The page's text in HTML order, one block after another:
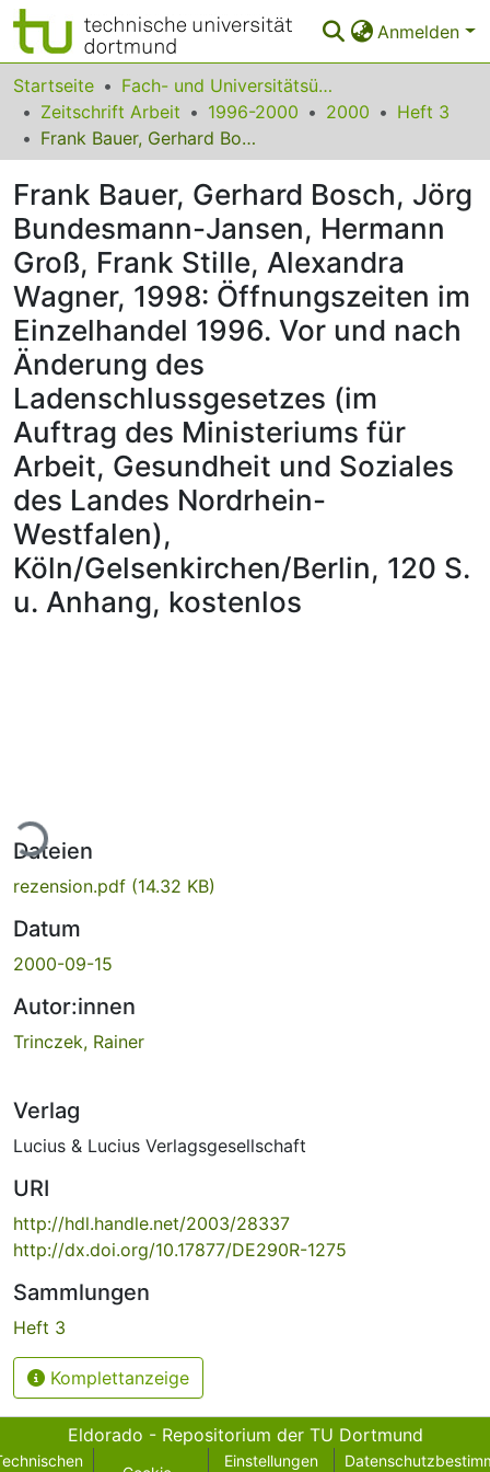
Anmelden
Bereiche & Sammlungen
Das gesamte Repositorium
FAQ
Leitlinien
Zurück zur Startseite
Startseite
Fach- und Universitätsübergreifendes
Zeitschrift Arbeit
1996-2000 2000
Heft 3
Frank Bauer, Gerhard Bosch, Jörg Bundesmann-Jansen, Hermann Groß, Frank Stille, Alexandra Wagner, 1998: Öffnungszeiten im Einzelhandel 1996. Vor und nach Änderung des Ladenschlussgesetzes (im Auftrag des Ministeriums für Arbeit, Gesundheit und Soziales des Landes Nordrhein-Westfalen), Köln/Gelsenkirchen/Berlin, 120 S. u. Anhang, kostenlos
Frank Bauer, Gerhard Bosch, Jörg
Bundesmann-Jansen, Hermann
Groß, Frank Stille, Alexandra
Wagner, 1998: Öffnungszeiten im
Einzelhandel 1996. Vor und nach
Änderung des
Ladenschlussgesetzes (im
Auftrag des Ministeriums für
Arbeit, Gesundheit und Soziales
des Landes Nordrhein-
Westfalen),
Köln/Gelsenkirchen/Berlin, 120 S.
u. Anhang, kostenlos
Dateien
rezension.pdf (14.32 KB)
Datum
2000-09-15
Autor:innen
Trinczek, Rainer
Verlag
Lucius & Lucius Verlagsgesellschaft
URI
http://hdl.handle.net/2003/28337
http://dx.doi.org/10.17877/DE290R-1275
Sammlungen
Heft 3
Komplettanzeige
Eldorado - Repositorium der TU Dortmund
Einstellungen